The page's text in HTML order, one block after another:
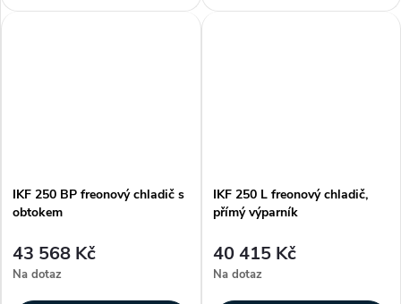
chladič, přímý výparník, max.
chladič, přímý výparník, max.
IKF 250 BP freonový chladič s
obtokem
43 568 Kč
Na dotaz
IKF 250 L freonový chladič,
přímý výparník
40 415 Kč
Na dotaz